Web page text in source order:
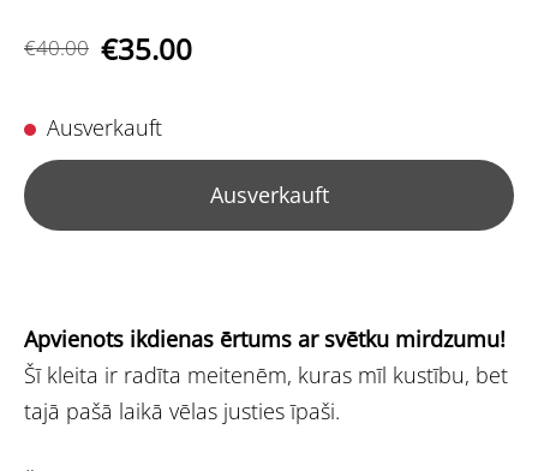
€40.00 €35.00
Ausverkauft
Ausverkauft
Apvienots ikdienas ērtums ar svētku mirdzumu!
Šī kleita ir radīta meitenēm, kuras mīl kustību, bet
tajā pašā laikā vēlas justies īpaši.